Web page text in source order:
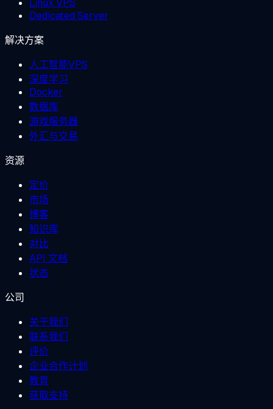
Dedicated Server
解决方案
人工智能VPS
深度学习
Docker
数据库
游戏服务器
外汇与交易
资源
定价
市场
博客
知识库
对比
API 文档
状态
公司
关于我们
联系我们
评价
企业合作计划
教育
获取支持